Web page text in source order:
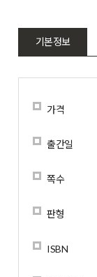
기본정보
가격
출간일
쪽수
판형
ISBN